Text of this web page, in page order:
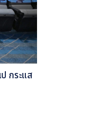
กระแส